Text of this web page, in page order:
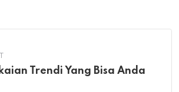
Trendi Yang Bisa Anda